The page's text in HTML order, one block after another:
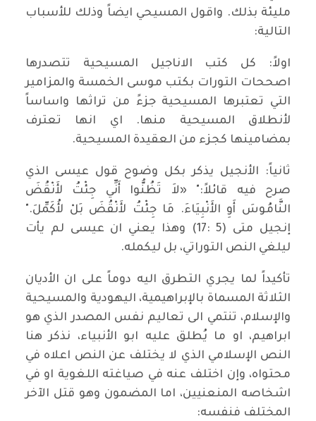
مليئة بذلك. واقول المسيحي ايضاً وذلك للأسباب
التالية:
اولاً: كل كتب الاناجيل المسيحية تتصدرها
اصححات التورات بكتب موسى الخمسة والمزامير
التي تعتبرها المسيحية جزءً من تراثها واساساً
لأنطلاق المسيحية منها. اي انها تعترف
بمضامينها كجزء من العقيدة المسيحية.
ثانياً: الأنجيل يذكر بكل وضوح قول عيسى الذي
صرح فيه قائلاً:" «لاَ تَظُنُّوا أَنِّي جِئْتُ لأَنْقُضَ
النَّامُوسَ أَوِ الأَنْبِيَاءَ. مَا جِئْتُ لأَنْقُضَ بَلْ لأُكَمِّلَ."
إنجيل متى (5 :17) وهذا يعني ان عيسى لم يأت
ليلغي النص التوراتي، بل ليكمله.
تأكيداً لما يجري التطرق اليه دوماً على ان الأديان
الثلاثة المسماة بالإبراهيمية، اليهودية والمسيحية
والإسلام، تنتمي الى تعاليم نفس المصدر الذي هو
ابراهيم، او ما يُطلق عليه ابو الأنبياء، نذكر هنا
النص الإسلامي الذي لا يختلف عن النص اعلاه في
محتواه، وإن اختلف عنه في صياغته اللغوية او في
اشخاصه المنعنيين، اما المضمون وهو قتل الآخر
المختلف فنفسه: